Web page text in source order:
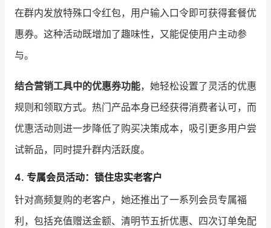
在群内发放特殊口令红包，用户输入口令即可获得套餐优
惠券。这种活动既增加了趣味性，又能促使用户主动参
与。
结合营销工具中的优惠券功能，她轻松设置了灵活的优惠
规则和领取方式。热门产品本身已经获得消费者认可，而
优惠活动则进一步降低了购买决策成本，吸引更多用户尝
试新品，同时提升群内活跃度。
4. 专属会员活动：锁住忠实老客户
针对高频复购的老客户，她还推出了一系列会员专属福
利，包括充值赠送金额、清明节五折优惠、四次订单免配